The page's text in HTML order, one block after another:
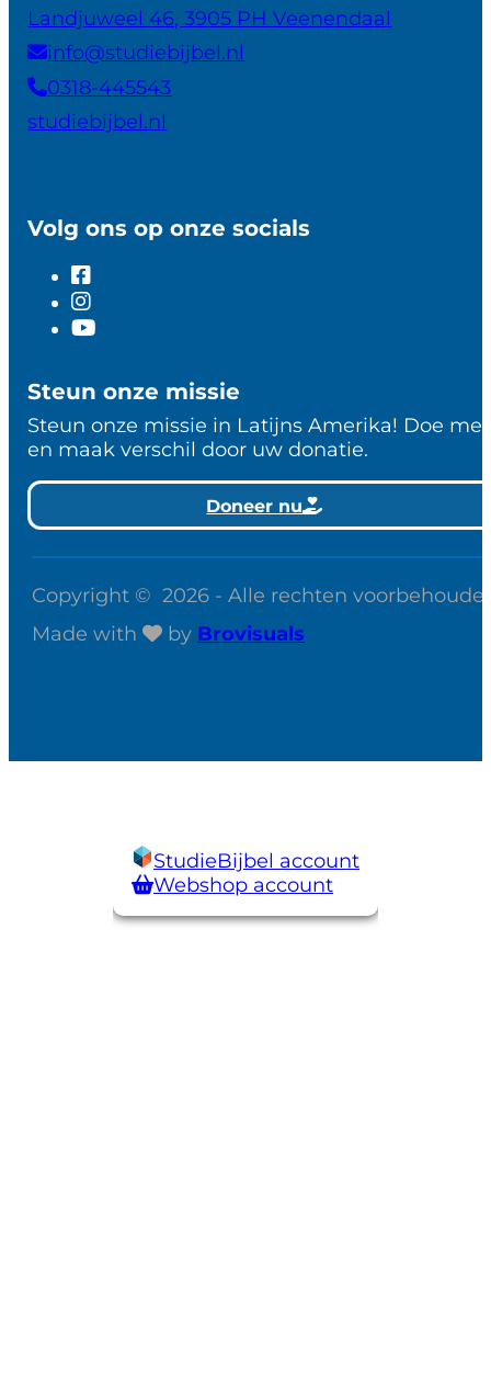
Landjuweel 46, 3905 PH Veenendaal
info@studiebijbel.nl
0318-445543
studiebijbel.nl
Volg ons op onze socials
Steun onze missie
Steun onze missie in Latijns Amerika! Doe
en maak verschil door uw donatie.
Doneer nu
Copyright © 2026 - Alle rechten
Made with
by Brovisuals
StudieBijbel account
Webshop account